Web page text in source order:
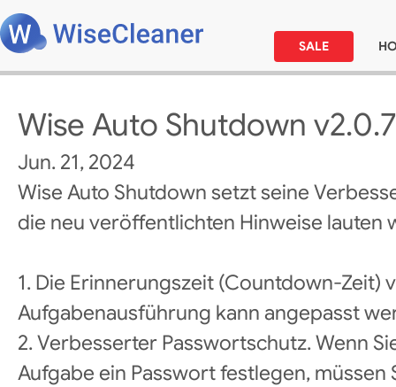
SALE
Wise Auto Shutdown v2.0.7
Jun. 21, 2024
Wise Auto Shutdown setzt seine
die neu veröffentlichten Hinweise lauten
1. Die Erinnerungszeit (Countdown-Zeit)
Aufgabenausführung kann angepasst
2. Verbesserter Passwortschutz. Wenn
Aufgabe ein Passwort festlegen, müssen